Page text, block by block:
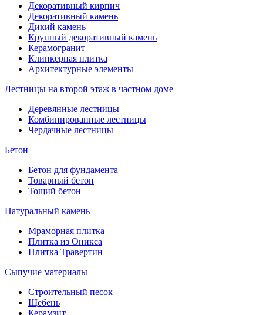
Декоративный кирпич
Декоративный камень
Дикий камень
Крупный декоративный камень
Керамогранит
Клинкерная плитка
Архитектурные элементы
Лестницы на второй этаж в частном доме
Деревянные лестницы
Комбинированные лестницы
Чердачные лестницы
Бетон
Бетон для фундамента
Товарный бетон
Тощий бетон
Натуральный камень
Мраморная плитка
Плитка из Оникса
Плитка Травертин
Сыпучие материалы
Строительный песок
Щебень
Керамзит